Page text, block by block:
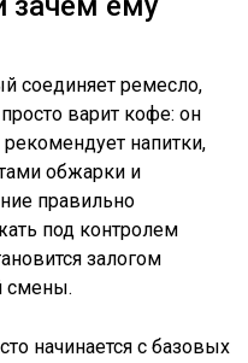
соединяет ремесло,
варит кофе: он
напитки,
обжарки и
правильно
под контролем
залогом
смены.
начинается с базовых